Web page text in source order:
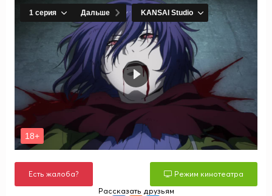
Есть жалоба?
Режим кинотеатра
Рассказать друзьям